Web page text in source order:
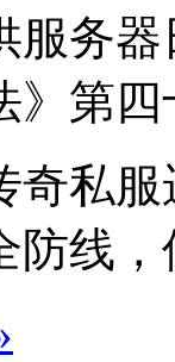
服务
》第
奇私
防线